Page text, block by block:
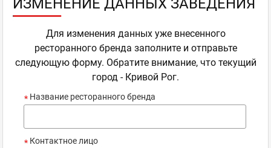
ИЗМЕНЕНИЕ ДАННЫХ ЗАВЕДЕНИЯ
Для изменения данных уже внесенного
ресторанного бренда заполните и отправьте
следующую форму. Обратите внимание, что текущий
город - Кривой Рог.
* Название ресторанного бренда
* Контактное лицо